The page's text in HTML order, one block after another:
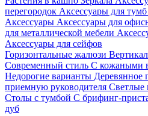
перегородок Аксессуары для тумб
Аксессуары Аксессуары для
для металлической мебели
Аксессуары для сейфов
Горизонтальные жалюзи
Современный стиль С кожаными
Недорогие варианты Деревянное
приемную руководителя Светлые
Столы с тумбой С брифинг-
дуб